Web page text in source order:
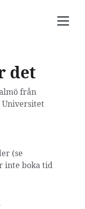
det
från
(se
inte boka tid